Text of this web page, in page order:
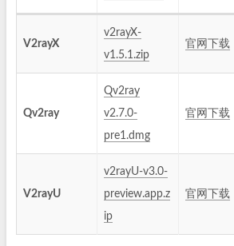
V2rayX
v2rayX-
v1.5.1.zip
官网下载
Qv2ray
Qv2ray
v2.7.0-
pre1.dmg
官网下载
V2rayU
v2rayU-v3.0-
preview.app.z
ip
官网下载